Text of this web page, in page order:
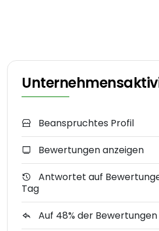
Beanspruchtes Profil
Bewertungen anzeigen
Antwortet auf
Tag
Auf 48% der